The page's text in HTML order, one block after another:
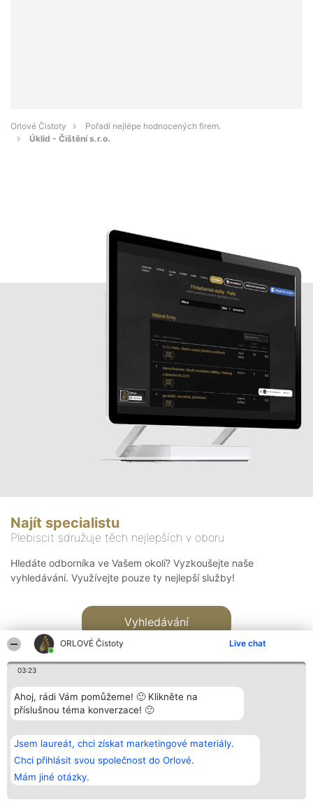
ORLOVÉ Čistoty Live chat
03:23
Ahoj, rádi Vám pomůžeme! 🙂 Klikněte na
příslušnou téma konverzace! 🙂
Jsem laureát, chci získat marketingové materiály.
Chci přihlásit svou společnost do Orlové.
Mám jiné otázky.
Orlové Čistoty
Pořadí nejlépe hodnocených firem.
Úklid - Čištění s.r.o.
Najít specialistu
Plebiscit sdružuje těch nejlepších v oboru
Hledáte odborníka ve Vašem okolí? Vyzkoušejte naše
vyhledávání. Využívejte pouze ty nejlepší služby!
Vyhledávání
Bright Side Solutions sp. z o.
o. sp. k.
ul. Ruska 22
Wrocław 50-079
KRS 0000749100 | Regon
381313360 | NIP 8943132676
Vítězové
Seznam všech
laureátů
Zásady
Zásady
Kontakt